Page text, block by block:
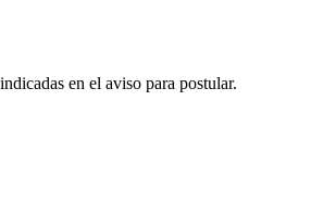
en el aviso para postular.